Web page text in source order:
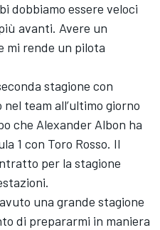
dobbiamo essere veloci
avanti. Avere un
mi rende un pilota
stagione con
team all’ultimo giorno
che Alexander Albon ha
1 con Toro Rosso. Il
per la stagione
una grande stagione
di prepararmi in maniera